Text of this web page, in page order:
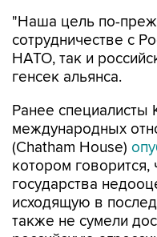
НАТО, так и
генсек альянса.
Ранее специалисты
(Chatham House)
котором
государства
исходящую в
также не сумели
российскую
Украине.